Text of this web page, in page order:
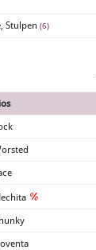
Stulpen (6)